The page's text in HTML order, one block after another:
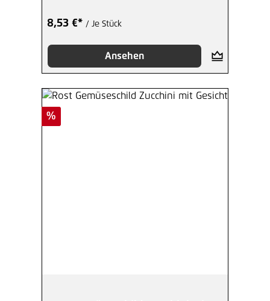
8,53 €* / Je Stück
Ansehen
Rabatt
%